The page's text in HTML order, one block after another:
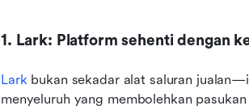
1. Lark: Platform sehenti dengan
Lark bukan sekadar alat saluran
menyeluruh yang membolehkan